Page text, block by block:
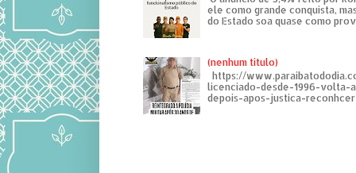
ele como grande conquista,
do Estado soa quase como
(nenhum título)
https://
licenciado-desde-1996-volta-
depois-apos-justica-